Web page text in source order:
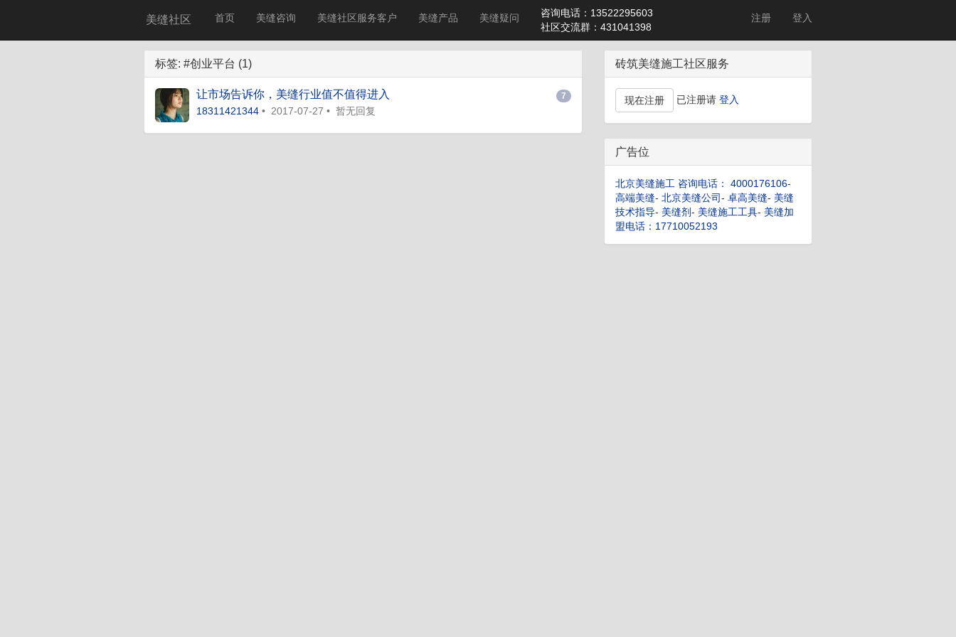
美缝社区 首页 美缝咨询 美缝社区服务客户 美缝产品 美缝疑问
咨询电话：13522295603
社区交流群：431041398
注册 登入
标签: #创业平台 (1)
7
让市场告诉你，美缝行业值不值得进入
18311421344 • 2017-07-27 • 暂无回复
砖筑美缝施工社区服务
现在注册 已注册请 登入
广告位
北京美缝施工 咨询电话： 4000176106-
高端美缝- 北京美缝公司- 卓高美缝- 美缝
技术指导- 美缝剂- 美缝施工工具- 美缝加
盟电话：17710052193